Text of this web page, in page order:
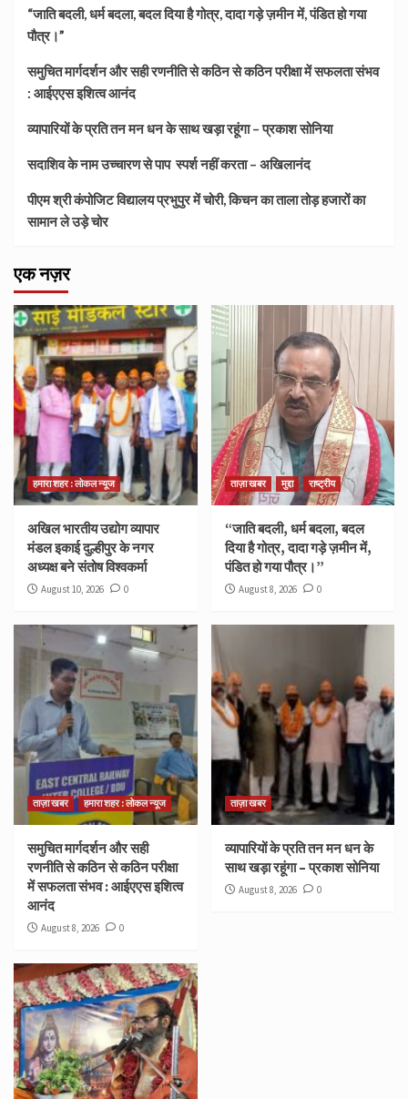
“जाति बदली, धर्म बदला, बदल दिया है गोत्र, दादा गड़े ज़मीन में, पंडित हो गया
पौत्र।”
समुचित मार्गदर्शन और सही रणनीति से कठिन से कठिन परीक्षा में सफलता संभव
: आईएएस इशित्व आनंद
व्यापारियों के प्रति तन मन धन के साथ खड़ा रहूंगा – प्रकाश सोनिया
सदाशिव के नाम उच्चारण से पाप स्पर्श नहीं करता – अखिलानंद
पीएम श्री कंपोजिट विद्यालय प्रभुपुर में चोरी, किचन का ताला तोड़ हजारों का
सामान ले उड़े चोर
एक नज़र
हमारा शहर : लोकल न्यूज
अखिल भारतीय उद्योग व्यापार
मंडल इकाई दुल्हीपुर के नगर
अध्यक्ष बने संतोष विश्वकर्मा
August 10, 2026 0
ताज़ा खबर मुद्दा राष्ट्रीय
“जाति बदली, धर्म बदला, बदल
दिया है गोत्र, दादा गड़े ज़मीन में,
पंडित हो गया पौत्र।”
August 8, 2026 0
ताज़ा खबर हमारा शहर : लोकल न्यूज
समुचित मार्गदर्शन और सही
रणनीति से कठिन से कठिन परीक्षा
में सफलता संभव : आईएएस इशित्व
आनंद
August 8, 2026 0
ताज़ा खबर
व्यापारियों के प्रति तन मन धन के
साथ खड़ा रहूंगा – प्रकाश सोनिया
August 8, 2026 0